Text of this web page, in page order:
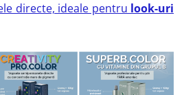
directe, ideale pentru look-uri